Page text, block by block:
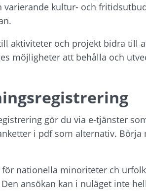
varierande kultur- och
aktiviteter och projekt bidra till
möjligheter att behålla och
gör du via e-tjänster
i pdf som alternativ. Börja
nationella minoriteter ch
ansökan kan i nuläget inte